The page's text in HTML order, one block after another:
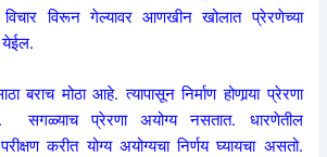
विरून गेल्यावर आणखीन खोलात प्रेरणेच्या
येईल.
बराच मोठा आहे. त्यापासून निर्माण होणार्‍या प्रेरणा
सगळ्याच प्रेरणा अयोग्य नसतात. धारणेतील
परीक्षण करीत योग्य अयोग्यचा निर्णय घ्यायचा असतो.